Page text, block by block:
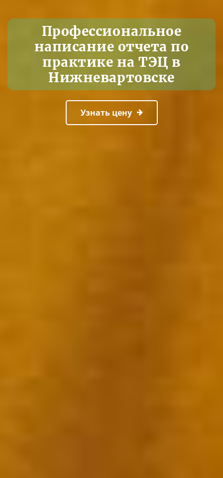
Профессиональное
написание отчета по
практике на ТЭЦ в
Нижневартовске
Узнать цену